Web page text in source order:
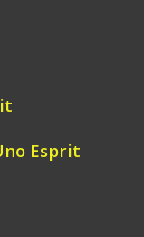
Esprit